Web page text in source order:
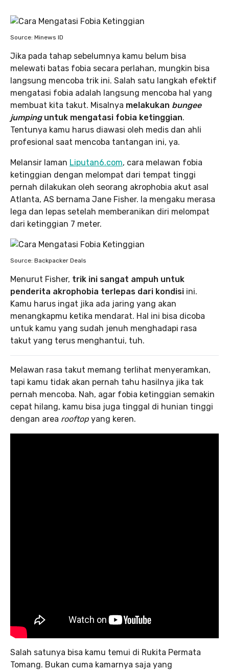
Source: Minews ID
Jika pada tahap sebelumnya kamu belum bisa
melewati batas fobia secara perlahan, mungkin bisa
langsung mencoba trik ini. Salah satu langkah efektif
mengatasi fobia adalah langsung mencoba hal yang
membuat kita takut. Misalnya melakukan bungee
jumpinguntuk mengatasi fobia ketinggian.
Tentunya kamu harus diawasi oleh medis dan ahli
profesional saat mencoba tantangan ini, ya.
Melansir laman Liputan6.com, cara melawan fobia
ketinggian dengan melompat dari tempat tinggi
pernah dilakukan oleh seorang akrophobia akut asal
Atlanta, AS bernama Jane Fisher. Ia mengaku merasa
lega dan lepas setelah memberanikan diri melompat
dari ketinggian 7 meter.
Source: Backpacker Deals
Menurut Fisher, trik ini sangat ampuh untuk
penderita akrophobia terlepas dari kondisi ini.
Kamu harus ingat jika ada jaring yang akan
menangkapmu ketika mendarat. Hal ini bisa dicoba
untuk kamu yang sudah jenuh menghadapi rasa
takut yang terus menghantui, tuh.
Melawan rasa takut memang terlihat menyeramkan,
tapi kamu tidak akan pernah tahu hasilnya jika tak
pernah mencoba. Nah, agar fobia ketinggian semakin
cepat hilang, kamu bisa juga tinggal di hunian tinggi
dengan area rooftop yang keren.
Salah satunya bisa kamu temui di Rukita Permata
Tomang. Bukan cuma kamarnya saja yang